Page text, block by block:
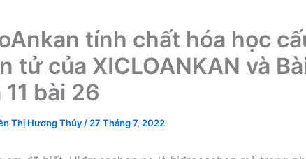
tính chất hóa học
tử của XICLOANKAN và
11 bài 26
Thị Hương Thủy / 27 Tháng 7, 2022